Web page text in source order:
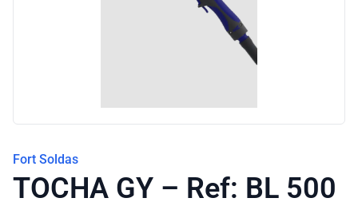
Fort Soldas
TOCHA GY – Ref: BL 500